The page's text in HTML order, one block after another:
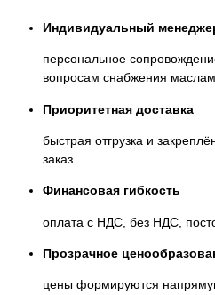
Индивидуальный
персональное
вопросам снабжения
Приоритетная доставка
быстрая отгрузка и
заказ.
Финансовая гибкость
оплата с НДС, без НДС,
Прозрачное
цены формируются